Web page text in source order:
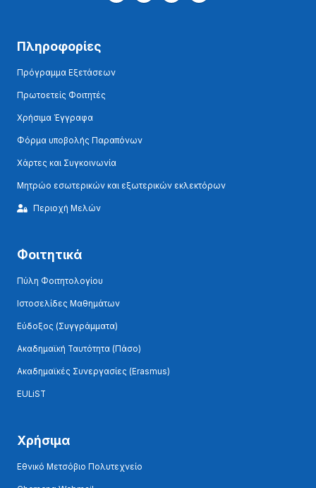
Πληροφορίες
Πρόγραμμα Εξετάσεων
Πρωτοετείς Φοιτητές
Χρήσιμα Έγγραφα
Φόρμα υποβολής Παραπόνων
Χάρτες και Συγκοινωνία
Μητρώο εσωτερικών και εξωτερικών εκλεκτόρων
Περιοχή Μελών
Φοιτητικά
Πύλη Φοιτητολογίου
Ιστοσελίδες Μαθημάτων
Εύδοξος (Συγγράμματα)
Ακαδημαϊκή Ταυτότητα (Πάσο)
Ακαδημαϊκές Συνεργασίες (Erasmus)
EULiST
Χρήσιμα
Εθνικό Μετσόβιο Πολυτεχνείο